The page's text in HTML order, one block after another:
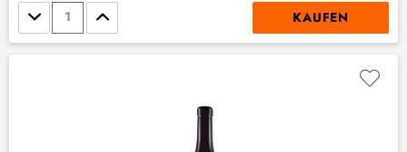
Stückzahl KAUFEN